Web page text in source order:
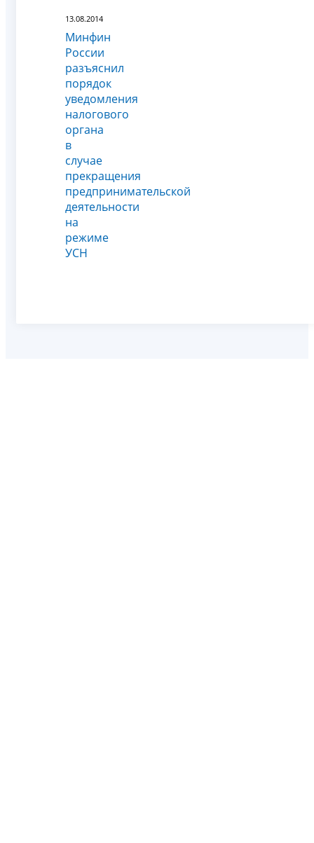
13.08.2014
Минфин
России
разъяснил
порядок
уведомления
налогового
органа
в
случае
прекращения
предпринимательской
деятельности
на
режиме
УСН